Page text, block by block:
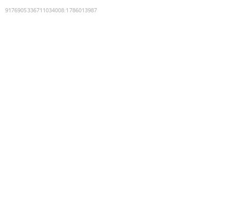
9176905336711034008:1786013987